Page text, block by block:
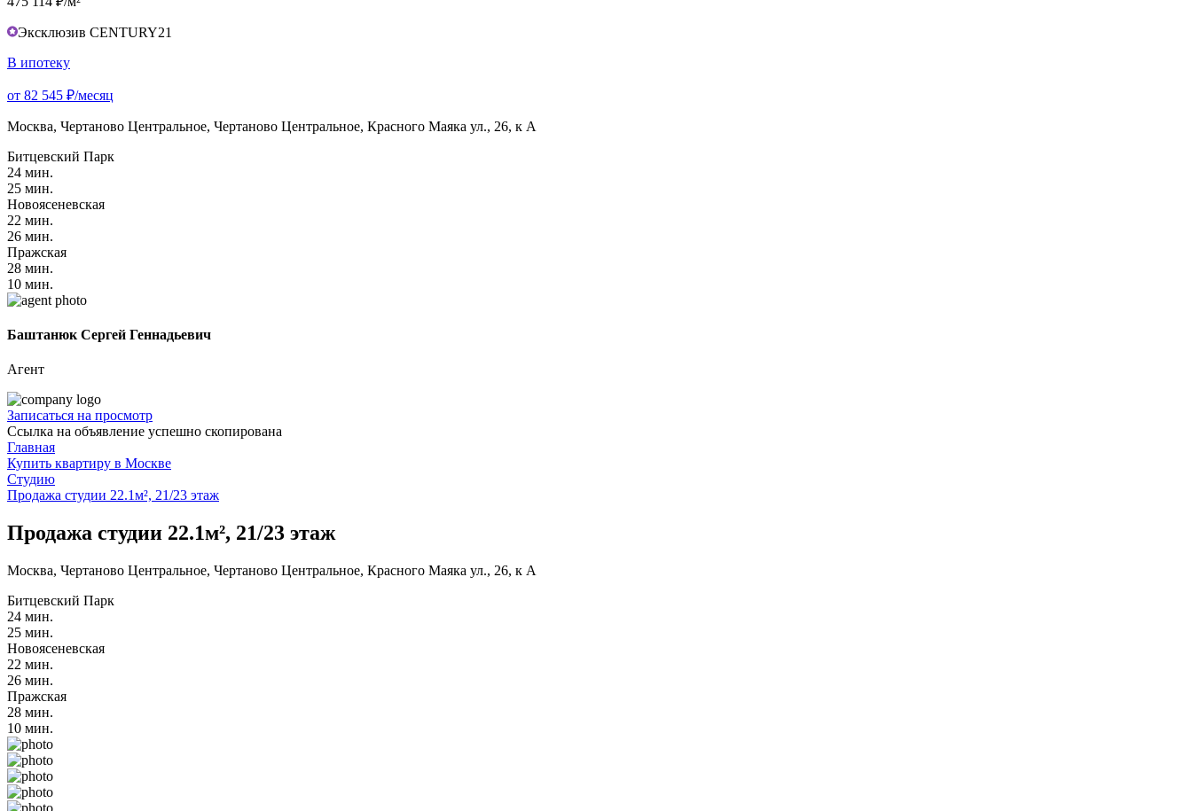
Эксклюзив CENTURY21
В ипотеку
от 82 545 ₽/месяц
Москва, Чертаново Центральное, Чертаново Центральное, Красного Маяка ул., 26, к А
Битцевский Парк
24 мин.
25 мин.
Новоясеневская
22 мин.
26 мин.
Пражская
28 мин.
10 мин.
Баштанюк Сергей Геннадьевич
Агент
Записаться на просмотр
Ссылка на объявление успешно скопирована
Главная
Купить квартиру в Москве
Студию
Продажа студии 22.1м², 21/23 этаж
Продажа студии 22.1м², 21/23 этаж
Москва, Чертаново Центральное, Чертаново Центральное, Красного Маяка ул., 26, к А
Битцевский Парк
24 мин.
25 мин.
Новоясеневская
22 мин.
26 мин.
Пражская
28 мин.
10 мин.